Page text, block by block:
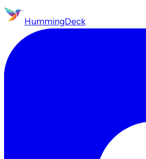
HummingDeck